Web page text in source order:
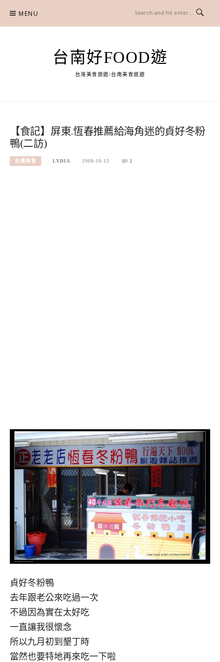
content
MENU
台南好FOOD遊
台灣美食旅遊/台南美食旅遊
【食記】屏東.恆春推薦給海角迷的貞好冬粉
鴨(二訪)
台灣美食 LYDIA 2008-10-13 2
貞好冬粉鴨
去年跟老公來吃過一次
不過因為實在太好吃
一直讓我很懷念
所以九月初到墾丁時
當然也要特地再來吃一下啦